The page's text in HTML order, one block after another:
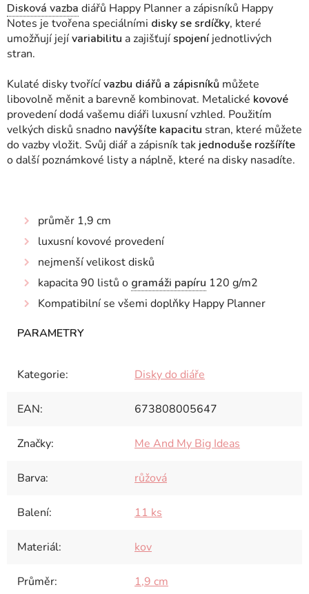
Disková vazba diářů Happy Planner a zápisníků Happy
Notes je tvořena speciálními disky se srdíčky, které
umožňují jejívariabilitu a zajišťujíspojeníjednotlivých
stran.
Kulaté disky tvořícívazbu diářů a zápisníků můžete
libovolně měnit a barevně kombinovat. Metalické kovové
provedení dodá vašemu diáři luxusní vzhled. Použitím
velkých disků snadno navýšíte kapacitu stran, které můžete
do vazby vložit. Svůj diář a zápisník tak jednoduše rozšíříte
o další poznámkové listy a náplně, které na disky nasadíte.
průměr 1,9 cm
luxusní kovové provedení
nejmenší velikost disků
kapacita 90 listů o gramáži papíru 120 g/m2
Kompatibilní se všemi doplňky Happy Planner
Kategorie: Disky do diáře
EAN: 673808005647
Značky: Me And My Big Ideas
Barva: růžová
Balení: 11 ks
Materiál: kov
Průměr: 1,9 cm